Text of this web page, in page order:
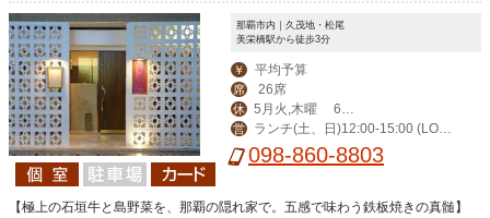
那覇市内｜久茂地・松尾
美栄橋駅から徒歩3分
￥ 平均予算
席 26席
休
5月火,木曜 6月
火曜が定休日となり
ます
営
ランチ(土、日)12:00-15:00 (LO1
4:00) ディナー17:00-23:00(LO22:00)
098-860-8803
【極上の石垣牛と島野菜を、那覇の隠れ家で。五感で味わう鉄板焼きの真髄】